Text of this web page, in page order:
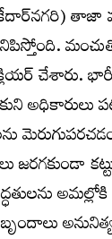
తాజా
చేశారు.
అధికారులు